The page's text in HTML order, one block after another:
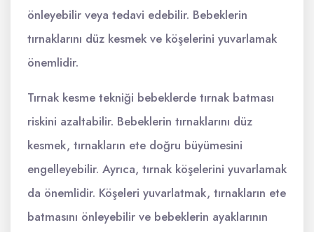
önleyebilir veya tedavi edebilir. Bebeklerin
tırnaklarını düz kesmek ve köşelerini yuvarlamak
önemlidir.
Tırnak kesme tekniği bebeklerde tırnak batması
riskini azaltabilir. Bebeklerin tırnaklarını düz
kesmek, tırnakların ete doğru büyümesini
engelleyebilir. Ayrıca, tırnak köşelerini yuvarlamak
da önemlidir. Köşeleri yuvarlatmak, tırnakların ete
batmasını önleyebilir ve bebeklerin ayaklarının